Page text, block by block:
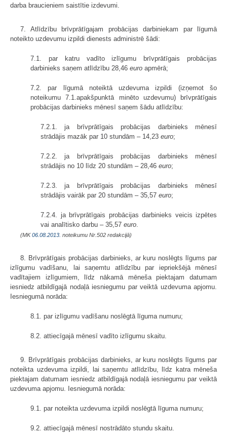
darba braucieniem saistītie izdevumi.
7. Atlīdzību brīvprātīgajam probācijas darbiniekam par līgumā
noteikto uzdevumu izpildi dienests administrē šādi:
7.1. par katru vadīto izlīgumu brīvprātīgais probācijas
darbinieks saņem atlīdzību 28,46 euro apmērā;
7.2. par līgumā noteiktā uzdevuma izpildi (izņemot šo
noteikumu 7.1.apakšpunktā minēto uzdevumu) brīvprātīgais
probācijas darbinieks mēnesī saņem šādu atlīdzību:
7.2.1. ja brīvprātīgais probācijas darbinieks mēnesī
strādājis mazāk par 10 stundām – 14,23 euro;
7.2.2. ja brīvprātīgais probācijas darbinieks mēnesī
strādājis no 10 līdz 20 stundām – 28,46 euro;
7.2.3. ja brīvprātīgais probācijas darbinieks mēnesī
strādājis vairāk par 20 stundām – 35,57 euro;
7.2.4. ja brīvprātīgais probācijas darbinieks veicis izpētes
vai analītisko darbu – 35,57 euro
(MK06.08.2013. noteikumu Nr.502 redakcijā)
8. Brīvprātīgais probācijas darbinieks, ar kuru noslēgts līgums par
izlīgumu vadīšanu, lai saņemtu atlīdzību par iepriekšējā mēnesī
vadītajiem izlīgumiem, līdz nākamā mēneša piektajam datumam
iesniedz atbildīgajā nodaļā iesniegumu par veiktā uzdevuma apjomu.
Iesniegumā norāda:
8.1. par izlīgumu vadīšanu noslēgtā līguma numuru;
8.2. attiecīgajā mēnesī vadīto izlīgumu skaitu.
9. Brīvprātīgais probācijas darbinieks, ar kuru noslēgts līgums par
noteikta uzdevuma izpildi, lai saņemtu atlīdzību, līdz katra mēneša
piektajam datumam iesniedz atbildīgajā nodaļā iesniegumu par veiktā
uzdevuma apjomu. Iesniegumā norāda:
9.1. par noteikta uzdevuma izpildi noslēgtā līguma numuru;
9.2. attiecīgajā mēnesī nostrādāto stundu skaitu.